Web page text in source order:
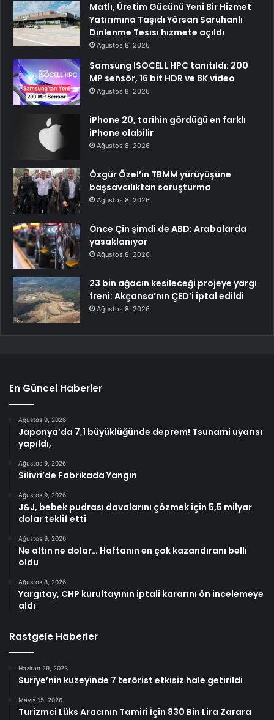
Matlı, Üretim Gücünü Yeni Bir Hizmet
Yatırımına Taşıdı Yörsan Saruhanlı
Dinlenme Tesisi hizmete açıldı
Ağustos 8, 2026
Samsung ISOCELL HPC tanıtıldı: 200
MP sensör, 16 bit HDR ve 8K video
Ağustos 8, 2026
iPhone 20, tarihin gördüğü en farklı
iPhone olabilir
Ağustos 8, 2026
Özgür Özel’in TBMM yürüyüşüne
başsavcılıktan soruşturma
Ağustos 8, 2026
Önce Çin şimdi de ABD: Arabalarda
yasaklanıyor
Ağustos 8, 2026
23 bin ağacın kesileceği projeye yargı
freni: Akçansa’nın ÇED’i iptal edildi
Ağustos 8, 2026
En Güncel Haberler
Ağustos 9, 2026
Japonya’da 7,1 büyüklüğünde deprem! Tsunami uyarısı
yapıldı,
Ağustos 9, 2026
Silivri’de Fabrikada Yangın
Ağustos 9, 2026
J&J, bebek pudrası davalarını çözmek için 5,5 milyar
dolar teklif etti
Ağustos 9, 2026
Ne altın ne dolar… Haftanın en çok kazandıranı belli
oldu
Ağustos 8, 2026
Yargıtay, CHP kurultayının iptali kararını ön incelemeye
aldı
Rastgele Haberler
Haziran 29, 2023
Suriye’nin kuzeyinde 7 terörist etkisiz hale getirildi
Mayıs 15, 2026
Turizmci Lüks Aracının Tamiri İçin 830 Bin Lira Zarara